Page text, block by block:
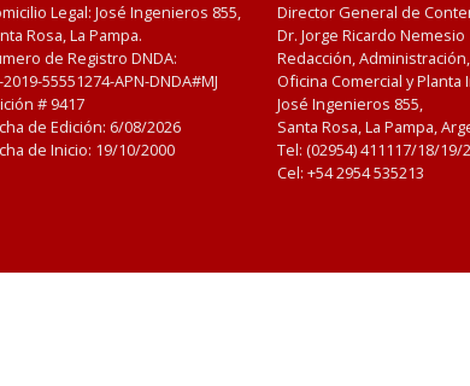
Legal: José Ingenieros 855,
Rosa, La Pampa.
de Registro DNDA:
2019-55551274-APN-DNDA#MJ
# 9417
de Edición: 6/08/2026
de Inicio: 19/10/2000
Director General de
Dr. Jorge Ricardo Nemesio
Redacción, Administración,
Oficina Comercial y Planta
José Ingenieros 855,
Santa Rosa, La Pampa,
Tel: (02954) 411117/18/19/
Cel: +54 2954 535213